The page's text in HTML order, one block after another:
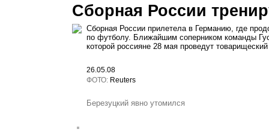
Сборная России
Сборная России прилетела в Германию, где
по футболу. Ближайшим соперником команды
которой россияне 28 мая проведут
26.05.08
ФОТО: Reuters
Березуцкий явно утомился